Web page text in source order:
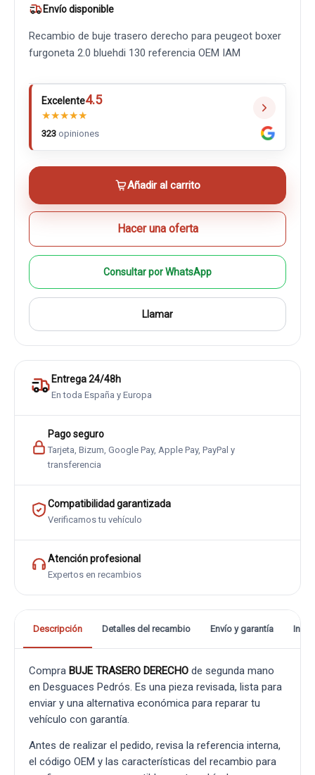
Envío disponible
Recambio de buje trasero derecho para peugeot boxer
furgoneta 2.0 bluehdi 130 referencia OEM IAM
Excelente4.5
★★★★★
323 opiniones
Añadir al carrito
Hacer una oferta
Consultar por WhatsApp
Llamar
Entrega 24/48h
En toda España y Europa
Pago seguro
Tarjeta, Bizum, Google Pay, Apple Pay, PayPal y
transferencia
Compatibilidad garantizada
Verificamos tu vehículo
Atención profesional
Expertos en recambios
Descripción Detalles del recambio Envío y garantía
Compra BUJE TRASERO DERECHO de segunda mano
en Desguaces Pedrós. Es una pieza revisada, lista para
enviar y una alternativa económica para reparar tu
vehículo con garantía.
Antes de realizar el pedido, revisa la referencia interna,
el código OEM y las características del recambio para